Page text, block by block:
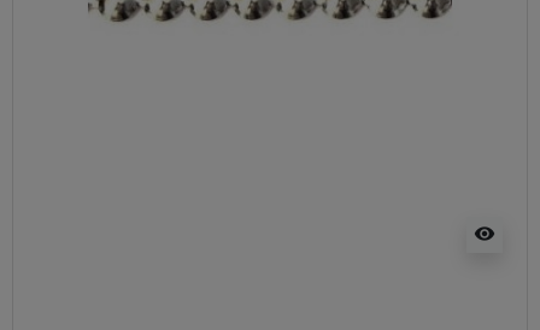
visibility